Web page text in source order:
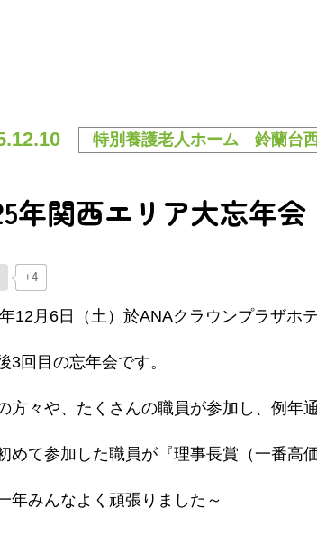
特別養護老人ホーム 鈴蘭台
年関西エリア大忘年会
+4
12月6日（土）於ANAクラウンプラザ
3回目の忘年会です。
方々や、たくさんの職員が参加し、例年
めて参加した職員が『理事長賞（一番高
年みんなよく頑張りました～